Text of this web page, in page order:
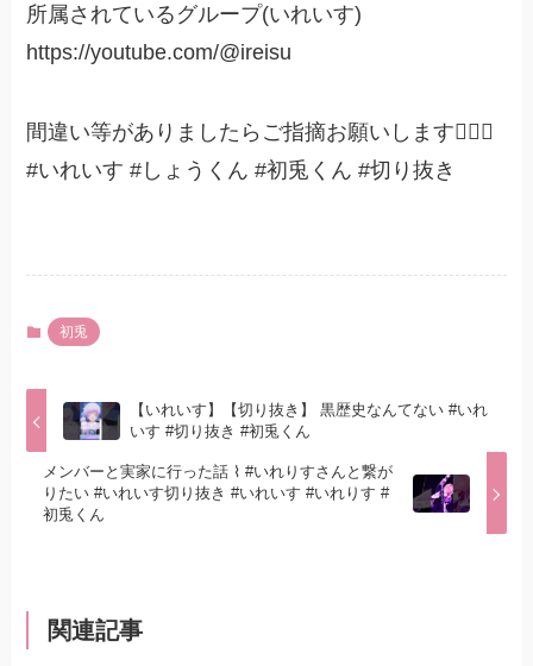
所属されているグループ(いれいす)
https://youtube.com/@ireisu
間違い等がありましたらご指摘お願いします🙇🏻‍♀️
#いれいす #しょうくん #初兎くん #切り抜き
初兎
【いれいす】【切り抜き】 黒歴史なんてない #いれ
いす #切り抜き #初兎くん
メンバーと実家に行った話 ⌇ #いれりすさんと繋が
りたい #いれいす切り抜き #いれいす #いれりす #
初兎くん
関連記事